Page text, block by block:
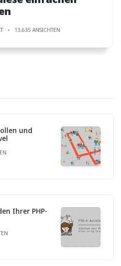
13,635 ANSICHTEN
und
Ihrer PHP-